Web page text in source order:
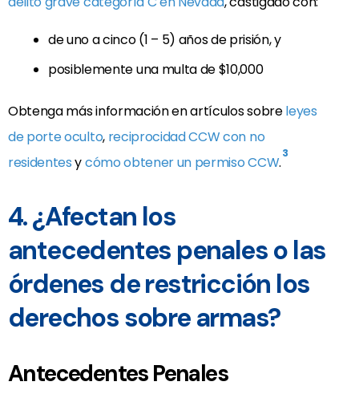
de uno a cinco (1 – 5) años de prisión, y
posiblemente una multa de $10,000
Obtenga más información en artículos sobreleyes
de porte oculto, reciprocidad CCW con no
residentesycómo obtener un permiso CCW.3
4. ¿Afectan los
antecedentes penales o las
órdenes de restricción los
derechos sobre armas?
Antecedentes Penales